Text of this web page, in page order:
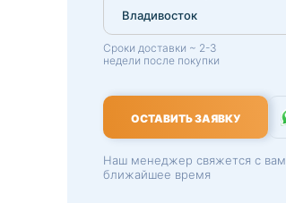
Сроки доставки ~ 2-3
недели после покупки
ОСТАВИТЬ ЗАЯВКУ
Наш менеджер свяжется с
ближайшее время